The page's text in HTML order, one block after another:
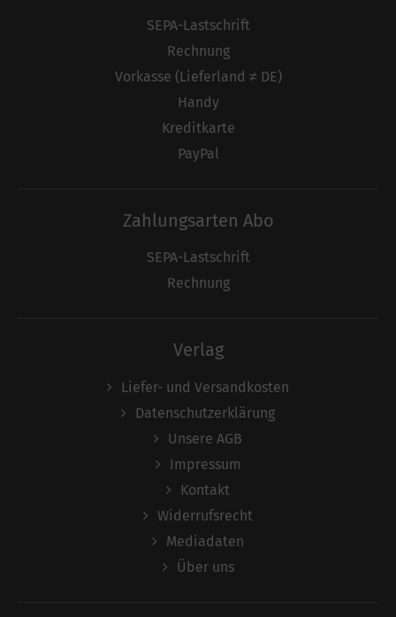
SEPA-Lastschrift
Rechnung
Vorkasse (Lieferland ≠ DE)
Handy
Kreditkarte
PayPal
Zahlungsarten Abo
SEPA-Lastschrift
Rechnung
Verlag
Liefer- und Versandkosten
Datenschutzerklärung
Unsere AGB
Impressum
Kontakt
Widerrufsrecht
Mediadaten
Über uns